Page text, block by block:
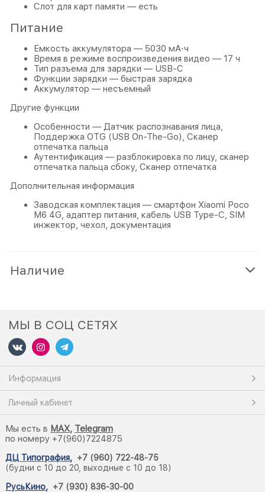
Слот для карт памяти — есть
Питание
Емкость аккумулятора — 5030 мА⋅ч
Время в режиме воспроизведения видео — 17 ч
Тип разъема для зарядки — USB-C
Функции зарядки — быстрая зарядка
Аккумулятор — несъемный
Другие функции
Особенности — Датчик распознавания лица,
Поддержка OTG (USB On-The-Go), Сканер
отпечатка пальца
Аутентификация — разблокировка по лицу, сканер
отпечатка пальца сбоку, Сканер отпечатка
Дополнительная информация
Заводская комплектация — смартфон Xiaomi Poco
M6 4G, адаптер питания, кабель USB Type-C, SIM
инжектор, чехол, документация
Наличие
МЫ В СОЦ СЕТЯХ
Информация
Личный кабинет
Мы есть в MAX, Telegram
по номеру +7(960)7224875
ДЦ Типография, +7 (960) 722-48-75
(будни с 10 до 20, выходные с 10 до 18)
РусьКино, +7 (930) 836-30-00